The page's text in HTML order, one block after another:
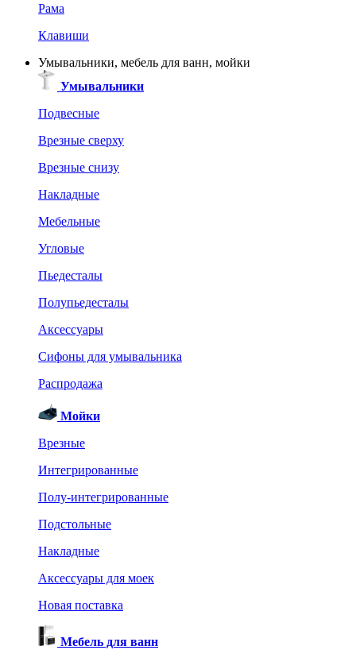
Рама
Клавиши
Умывальники, мебель для ванн, мойки
Умывальники
Подвесные
Врезные сверху
Врезные снизу
Накладные
Мебельные
Угловые
Пьедесталы
Полупьедесталы
Аксессуары
Сифоны для умывальника
Распродажа
Мойки
Врезные
Интегрированные
Полу-интегрированные
Подстольные
Накладные
Аксессуары для моек
Новая поставка
Мебель для ванн